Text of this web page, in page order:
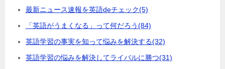
最新ニュース速報を英語deチェック(5)
「英語がうまくなる」って何だろう(84)
英語学習の事実を知って悩みを解決する(32)
英語学習の悩みを解決してライバルに勝つ(31)